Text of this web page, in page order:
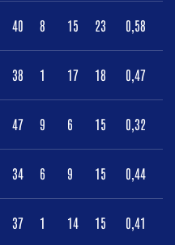
40 8 15 23 0,58
38 1 17 18 0,47
47 9 6 15 0,32
34 6 9 15 0,44
37 1 14 15 0,41